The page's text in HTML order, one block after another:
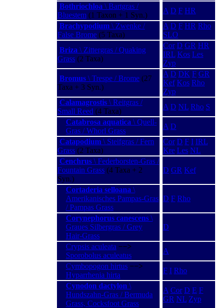
Bothriochloa \ Bartgras /
Bluestem (1 Taxon + 1 Syn.)
A D F HR
Brachypodium \ Zwenke /
False Brome (5 Taxa)
A D F HR Rho
SLO
Briza \ Zittergras / Quaking
Grass (2 Taxa)
Cor D GR HR
IRL Kos Les
Zyp
Bromus \ Trespe / Brome (27
Taxa + 3 Syn.)
A D DK F GR
Kef Kos Rho
Zyp
Calamagrostis \ Reitgras /
Small Reed (4 Taxa)
A D NL Rho S
Catabrosa aquatica \ Quell-
Gras / Whorl Grass
A D
Catapodium \ Steifgras / Fern
Grass (2 Taxa)
Cor D F I IRL
Kre Les NL
Cenchrus \ Federborsten-Gras /
Fountain Grass (4 Taxa + 2
Syn.)
D GR Kef
Cortaderia selloana \
Amerikanisches Pampas-Gras
/ Pampas Grass
D F Rho
Corynephorus canescens \
Graues Silbergras / Grey
Hair-Grass
D
Crypsis aculeata −−>
Sporobolus aculeatus
A
Cymbopogon hirtus −−>
Hyparrhenia hirta
F I Rho
Cynodon dactylon \
Hundszahn-Gras / Bermuda
Grass, Cocksfoot Grass
A Cor D E F
GR NL Zyp